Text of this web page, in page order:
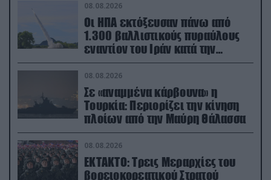
08.08.2026
Οι ΗΠΑ εκτόξευσαν πάνω από
1.300 βαλλιστικούς πυραύλους
εναντίον του Ιράν κατά την
διάρκεια του πολέμου
08.08.2026
Σε «αναμμένα κάρβουνα» η
Τουρκία: Περιορίζει την κίνηση
πλοίων από την Μαύρη Θάλασσα
08.08.2026
ΕΚΤΑΚΤΟ: Τρεις Μεραρχίες του
βορειοκορεατικού Στρατού